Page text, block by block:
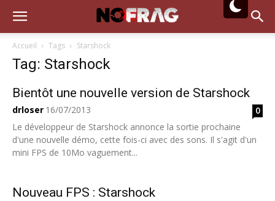
Accueil Tags Starshock
Tag: Starshock
Bientôt une nouvelle version de Starshock
drloser 16/07/2013
0
Le développeur de Starshock annonce la sortie prochaine
d'une nouvelle démo, cette fois-ci avec des sons. Il s'agit d'un
mini FPS de 10Mo vaguement...
Nouveau FPS : Starshock